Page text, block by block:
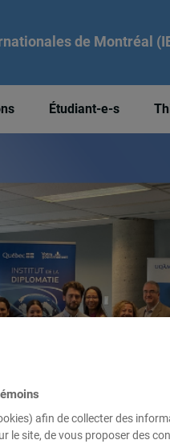
de Montréal
Étudiant-e-s
afin de collecter des
le site, de vous proposer des